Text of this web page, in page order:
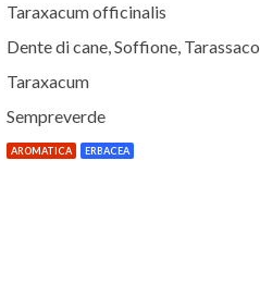
Taraxacum officinalis
Dente di cane, Soffione, Tarassaco
Taraxacum
Sempreverde
AROMATICA ERBACEA